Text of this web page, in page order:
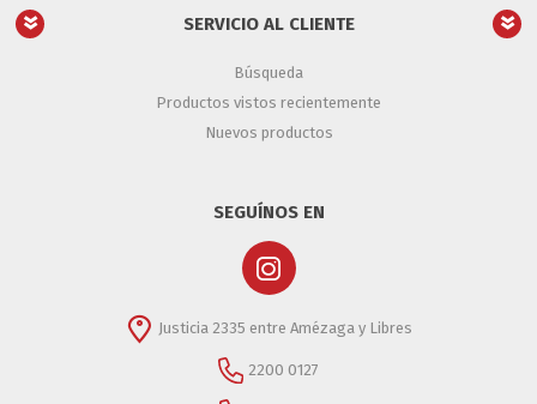
SERVICIO AL CLIENTE
Búsqueda
Productos vistos recientemente
Nuevos productos
SEGUÍNOS EN
Justicia 2335 entre Amézaga y Libres
2200 0127